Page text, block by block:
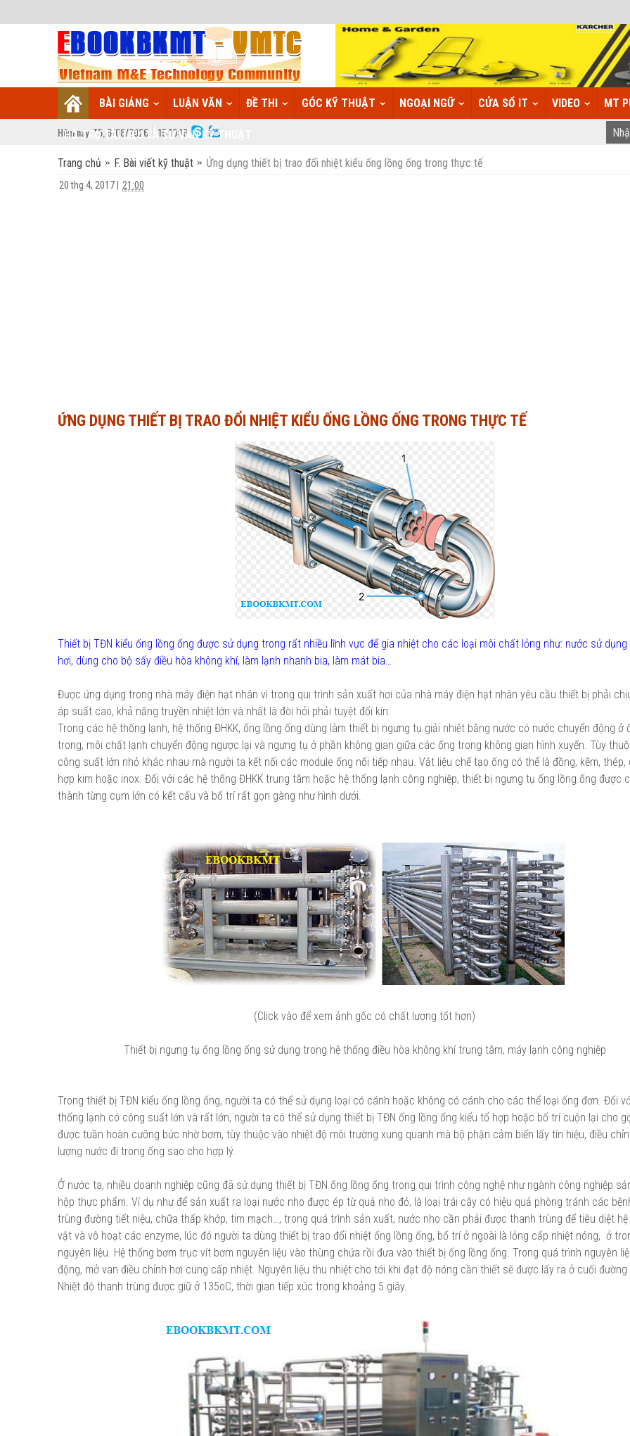
BÀI GIẢNG LUẬN VĂN ĐỀ THI GÓC KỸ THUẬT NGOẠI NGỮ CỬA SỔ IT VIDEO MT
HỖ TRỢ TÀI LIỆU VÀ TƯ VẤN KỸ THUẬT
Hôm nay: T5, 6/08/2026 15:10:17
Trang chủ F. Bài viết kỹ thuật Ứng dụng thiết bị trao đổi nhiệt kiểu ống lồng ống trong thực tế
20 thg 4, 2017 21:00
ỨNG DỤNG THIẾT BỊ TRAO ĐỔI NHIỆT KIỂU ỐNG LỒNG ỐNG TRONG THỰC TẾ
Thiết bị TĐN kiểu ống lồng ống được sử dụng trong rất nhiều lĩnh vực để gia nhiệt cho các loại môi chất lỏng như: nước sử
hơi, dùng cho bộ sấy điều hòa không khí, làm lạnh nhanh bia, làm mát bia…
Được ứng dụng trong nhà máy điện hạt nhân vì trong qui trình sản xuất hơi của nhà máy điện hạt nhân yêu cầu thiết bị phải
áp suất cao, khả năng truyền nhiệt lớn và nhất là đòi hỏi phải tuyệt đối kín.
Trong các hệ thống lạnh, hệ thống ĐHKK, ống lồng ống dùng làm thiết bị ngưng tụ giải nhiệt bằng nước có nước chuyển động ở
trong, môi chất lạnh chuyển động ngược lại và ngưng tụ ở phần không gian giữa các ống trong không gian hình xuyến. Tùy
công suất lớn nhỏ khác nhau mà người ta kết nối các module ống nối tiếp nhau. Vật liệu chế tạo ống có thể là đồng, kẽm, thép,
hợp kim hoặc inox. Đối với các hệ thống ĐHKK trung tâm hoặc hệ thống lạnh công nghiệp, thiết bị ngưng tụ ống lồng ống được
thành từng cụm lớn có kết cấu và bố trí rất gọn gàng như hình dưới.
(Click vào để xem ảnh gốc có chất lượng tốt hơn)
Thiết bị ngưng tụ ống lồng ống sử dụng trong hệ thống điều hòa không khí trung tâm, máy lạnh công nghiệp
Trong thiết bị TĐN kiểu ống lồng ống, người ta có thể sử dụng loại có cánh hoặc không có cánh cho các thể loại ống đơn. Đối
thống lạnh có công suất lớn và rất lớn, người ta có thể sử dụng thiết bị TĐN ống lồng ống kiểu tổ hợp hoặc bố trí cuộn lại cho
được tuần hoàn cưỡng bức nhờ bơm, tùy thuộc vào nhiệt độ môi trường xung quanh mà bộ phận cảm biến lấy tín hiệu, điều
lượng nước đi trong ống sao cho hợp lý.
Ở nước ta, nhiều doanh nghiệp cũng đã sử dụng thiết bị TĐN ống lồng ống trong qui trình công nghệ như ngành công nghiệp
hộp thực phẩm. Ví dụ như để sản xuất ra loại nước nho được ép từ quả nho đỏ, là loại trái cây có hiệu quả phòng tránh các
trùng đường tiết niệu, chữa thấp khớp, tim mạch…, trong quá trình sản xuất, nước nho cần phải được thanh trùng để tiêu diệt
vật và vô hoạt các enzyme, lúc đó người ta dùng thiết bị trao đổi nhiệt ống lồng ống, bố trí ở ngoài là lỏng cấp nhiệt nóng, ở
nguyên liệu. Hệ thống bơm trục vít bơm nguyên liệu vào thùng chứa rồi đưa vào thiết bị ống lồng ống. Trong quá trình nguyên
động, mở van điều chỉnh hơi cung cấp nhiệt. Nguyên liệu thu nhiệt cho tới khi đạt độ nóng cần thiết sẽ được lấy ra ở cuối đường
Nhiệt độ thanh trùng được giữ ở 135oC, thời gian tiếp xúc trong khoảng 5 giây.